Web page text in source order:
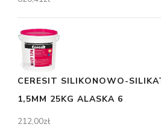
CERESIT SILIKONOWO-
1,5MM 25KG ALASKA 6
212,00zł